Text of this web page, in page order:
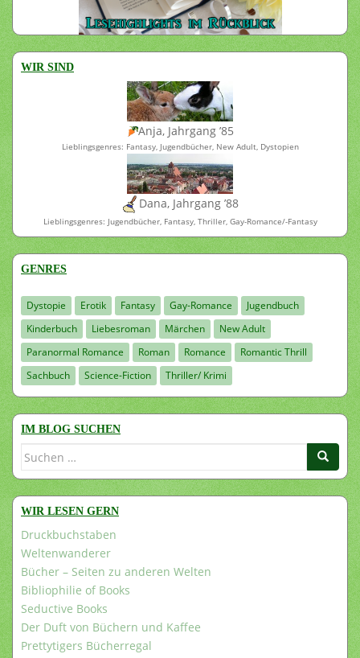
WIR SIND
Anja, Jahrgang ’85
Lieblingsgenres: Fantasy, Jugendbücher, New Adult, Dystopien
Dana, Jahrgang ’88
Lieblingsgenres: Jugendbücher, Fantasy, Thriller, Gay-Romance/-Fantasy
GENRES
Dystopie Erotik Fantasy Gay-Romance
Jugendbuch
Kinderbuch
Liebesroman Märchen
New Adult
Paranormal Romance
Roman Romance
Romantic Thrill
Sachbuch
Science-Fiction Thriller/ Krimi
IM BLOG SUCHEN
Suchen
WIR LESEN GERN
Druckbuchstaben
Weltenwanderer
Bücher – Seiten zu anderen Welten
Bibliophilie of Books
Seductive Books
Der Duft von Büchern und Kaffee
Prettytigers Bücherregal